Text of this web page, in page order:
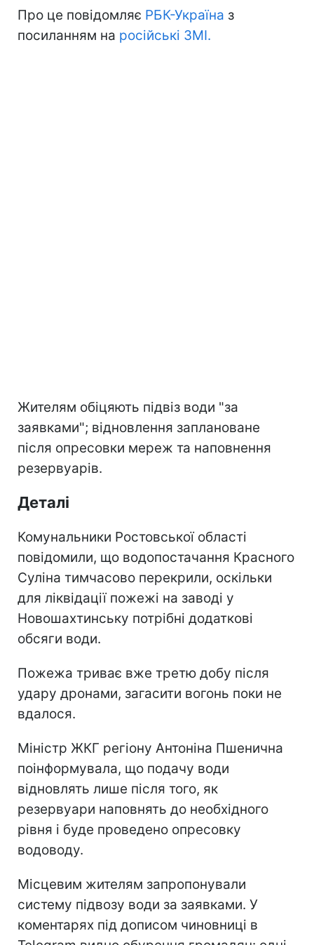
Про це повідомляє РБК-Україна з
посиланням на російські ЗМІ.
Жителям обіцяють підвіз води "за
заявками"; відновлення заплановане
після опресовки мереж та наповнення
резервуарів.
Деталі
Комунальники Ростовської області
повідомили, що водопостачання Красного
Суліна тимчасово перекрили, оскільки
для ліквідації пожежі на заводі у
Новошахтинську потрібні додаткові
обсяги води.
Пожежа триває вже третю добу після
удару дронами, загасити вогонь поки не
вдалося.
Міністр ЖКГ регіону Антоніна Пшенична
поінформувала, що подачу води
відновлять лише після того, як
резервуари наповнять до необхідного
рівня і буде проведено опресовку
водоводу.
Місцевим жителям запропонували
систему підвозу води за заявками. У
коментарях під дописом чиновниці в